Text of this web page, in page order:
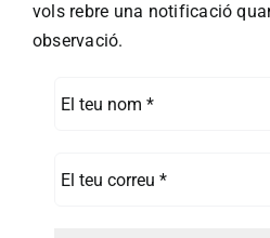
vols rebre una notificació
observació.